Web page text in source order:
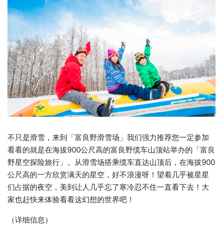
不只是滑雪，来到「富良野滑雪场」我们强力推荐您一定参加
看看的就是在海拔900公尺高的富良野缆车山顶站举办的「富良
野星空探险旅行」。从滑雪场搭乘缆车直达山顶后，在海拔900
公尺高的一方欣赏满天的星空，好不浪漫呀！望着几乎被星星
们占据的夜空，美到让人几乎忘了寒冷忍不住一直看下去！大
家也赶快来体验看看这幻想的世界吧！
（详细信息）